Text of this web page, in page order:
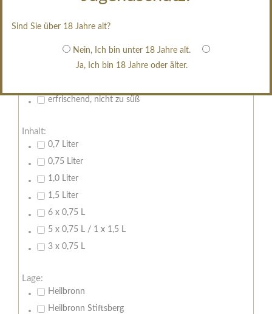
Sind Sie über 18 Jahre alt?
Nein, Ich bin unter 18 Jahre alt.
Ja, Ich bin 18 Jahre oder älter.
edelsüß
Brut
weißgekeltert
erfrischend, nicht zu süß
Inhalt:
0,7 Liter
0,75 Liter
1,0 Liter
1,5 Liter
6 x 0,75 L
5 x 0,75 L / 1 x 1,5 L
3 x 0,75 L
Lage:
Heilbronn
Heilbronn Stiftsberg